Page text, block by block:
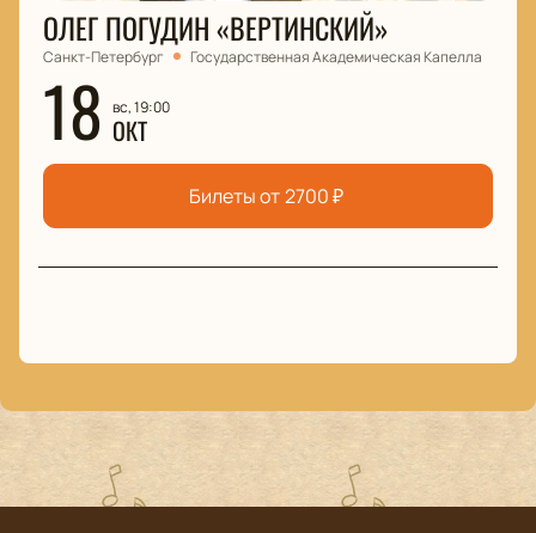
ОЛЕГ ПОГУДИН «ВЕРТИНСКИЙ»
Санкт-Петербург Государственная Академическая Капелла
18 вс, 19:00
ОКТ
Билеты от 2700₽